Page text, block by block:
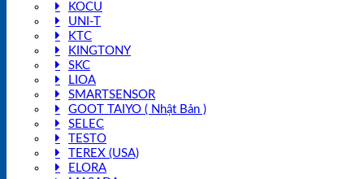
KOCU
UNI-T
KTC
KINGTONY
SKC
LIOA
SMARTSENSOR
GOOT TAIYO ( Nhật Bản )
SELEC
TESTO
TEREX (USA)
ELORA